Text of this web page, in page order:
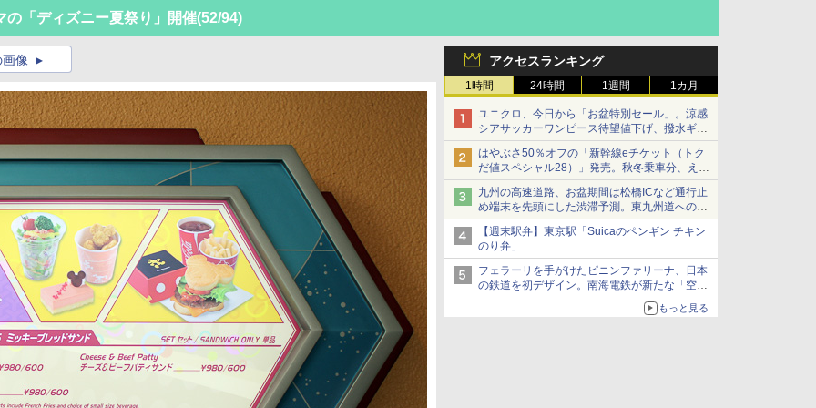
の「ディズニー夏祭り」開催(52/94)
アクセスランキング
1時間 24時間 1週間 1カ月
ユニクロ、今日から「お盆特別セール」。涼感
シアサッカーワンピース待望値下げ、撥水ギア
ショーツは1990円に
はやぶさ50％オフの「新幹線eチケット（トク
だ値スペシャル28）」発売。秋冬乗車分、えき
ねっと限定
九州の高速道路、お盆期間は松橋ICなど通行止
め端末を先頭にした渋滞予測。東九州道への迂
回は料金調整を実施
【週末駅弁】東京駅「Suicaのペンギン チキン
のり弁」
フェラーリを手がけたピニンファリーナ、日本
の鉄道を初デザイン。南海電鉄が新たな「空港
もっと見る
像